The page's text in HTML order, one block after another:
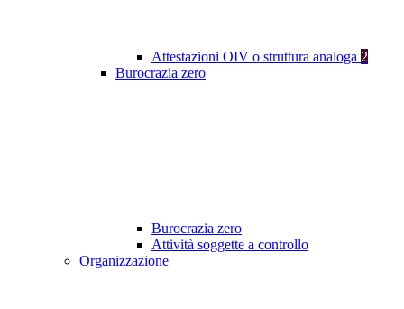
Attestazioni OIV o struttura analoga 2
Burocrazia zero
Burocrazia zero
Attività soggette a controllo
Organizzazione